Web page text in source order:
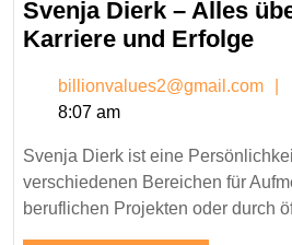
2026
Svenja Dierk – Alles
Karriere und Erfolge
–
billionvalues2@gmail.com
8:07 am
Svenja Dierk ist eine
verschiedenen Bereichen für
beruflichen Projekten oder durch